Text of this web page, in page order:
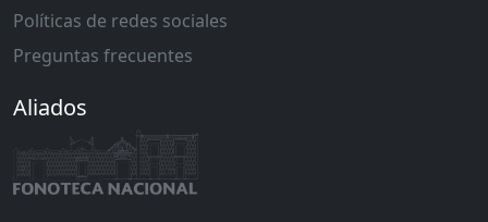
Políticas de redes sociales
Preguntas frecuentes
Aliados